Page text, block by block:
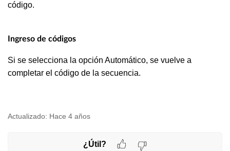
código.
Ingreso de códigos
Si se selecciona la opción Automático, se vuelve a
completar el código de la secuencia.
Actualizado: Hace 4 años
¿Útil?